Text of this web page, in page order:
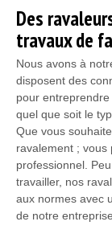
Des
travaux de
Nous avons à
disposent des
pour
quel que soit le
Que vous
ravalement ; vous
professionnel.
travailler, nos
aux normes avec
de notre